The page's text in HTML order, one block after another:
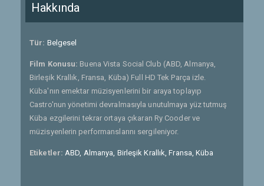
Hakkında
Tür: Belgesel
Film Konusu: Buena Vista Social Club (ABD, Almanya,
Birleşik Krallık, Fransa, Küba) Full HD Tek Parça izle.
Küba'nın emektar müzisyenlerini bir araya toplayıp
Castro'nun yönetimi devralmasıyla unutulmaya yüz tutmuş
Küba ezgilerini tekrar ortaya çıkaran Ry Cooder ve
müzisyenlerin performanslarını sergileniyor.
Etiketler:ABD, Almanya, Birleşik Krallık, Fransa, Küba